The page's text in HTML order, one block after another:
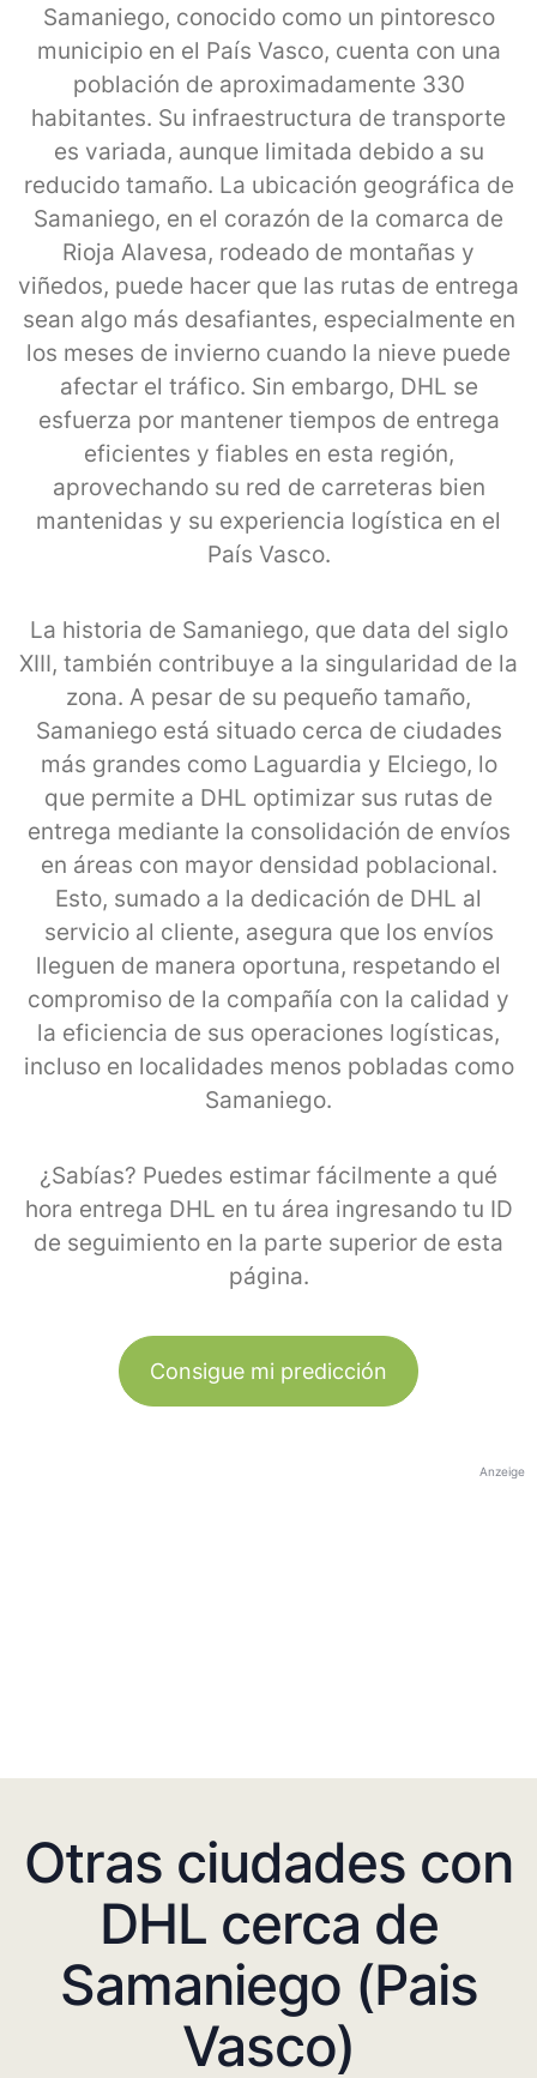
Samaniego, conocido como un pintoresco
municipio en el País Vasco, cuenta con una
población de aproximadamente 330
habitantes. Su infraestructura de transporte
es variada, aunque limitada debido a su
reducido tamaño. La ubicación geográfica de
Samaniego, en el corazón de la comarca de
Rioja Alavesa, rodeado de montañas y
viñedos, puede hacer que las rutas de entrega
sean algo más desafiantes, especialmente en
los meses de invierno cuando la nieve puede
afectar el tráfico. Sin embargo, DHL se
esfuerza por mantener tiempos de entrega
eficientes y fiables en esta región,
aprovechando su red de carreteras bien
mantenidas y su experiencia logística en el
País Vasco.
La historia de Samaniego, que data del siglo
XIII, también contribuye a la singularidad de la
zona. A pesar de su pequeño tamaño,
Samaniego está situado cerca de ciudades
más grandes como Laguardia y Elciego, lo
que permite a DHL optimizar sus rutas de
entrega mediante la consolidación de envíos
en áreas con mayor densidad poblacional.
Esto, sumado a la dedicación de DHL al
servicio al cliente, asegura que los envíos
lleguen de manera oportuna, respetando el
compromiso de la compañía con la calidad y
la eficiencia de sus operaciones logísticas,
incluso en localidades menos pobladas como
Samaniego.
¿Sabías? Puedes estimar fácilmente a qué
hora entrega DHL en tu área ingresando tu ID
de seguimiento en la parte superior de esta
página.
Consigue mi predicción
Anzeige
Otras ciudades con
DHL cerca de
Samaniego (Pais
Vasco)